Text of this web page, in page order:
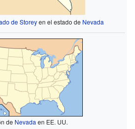
de Storeyen el estado de Nevada
de Nevada en EE. UU.